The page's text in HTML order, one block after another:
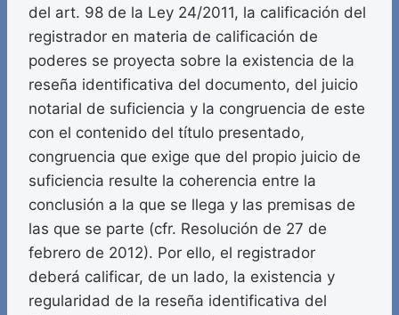
del art. 98 de la Ley 24/2011, la calificación del
registrador en materia de calificación de
poderes se proyecta sobre la existencia de la
reseña identificativa del documento, del juicio
notarial de suficiencia y la congruencia de este
con el contenido del título presentado,
congruencia que exige que del propio juicio de
suficiencia resulte la coherencia entre la
conclusión a la que se llega y las premisas de
las que se parte (cfr. Resolución de 27 de
febrero de 2012). Por ello, el registrador
deberá calificar, de un lado, la existencia y
regularidad de la reseña identificativa del